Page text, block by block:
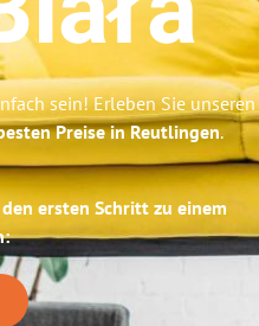
sein! Erleben Sie unseren
Preise in Reutlingen.
ersten Schritt zu einem